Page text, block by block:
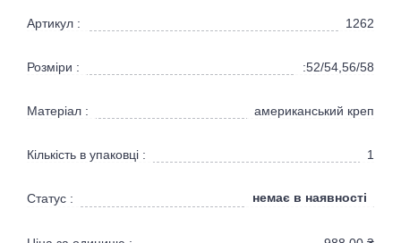
Артикул : 1262
Розміри : :52/54,56/58
Матеріал : американський креп
Кількість в упаковці : 1
Статус : немає в наявності